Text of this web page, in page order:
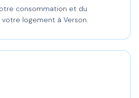
consommation et du
logement à Verson.